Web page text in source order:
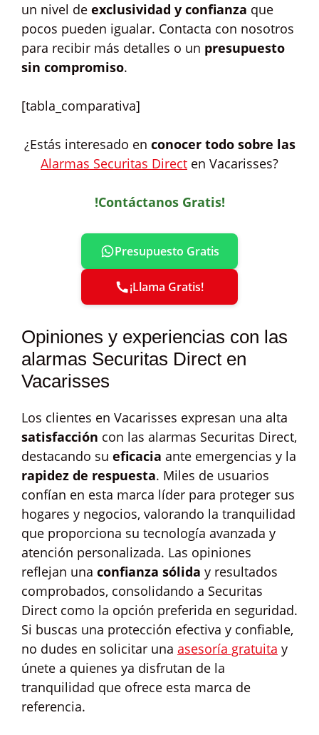
un nivel de exclusividad y confianza que
pocos pueden igualar. Contacta con nosotros
para recibir más detalles o un presupuesto
sin compromiso.
[tabla_comparativa]
¿Estás interesado en conocer todo sobre las
Alarmas Securitas Direct en Vacarisses?
!Contáctanos Gratis!
Presupuesto Gratis
¡Llama Gratis!
Opiniones y experiencias con las
alarmas Securitas Direct en
Vacarisses
Los clientes en Vacarisses expresan una alta
satisfacción con las alarmas Securitas Direct,
destacando su eficacia ante emergencias y la
rapidez de respuesta. Miles de usuarios
confían en esta marca líder para proteger sus
hogares y negocios, valorando la tranquilidad
que proporciona su tecnología avanzada y
atención personalizada. Las opiniones
reflejan una confianza sólida y resultados
comprobados, consolidando a Securitas
Direct como la opción preferida en seguridad.
Si buscas una protección efectiva y confiable,
no dudes en solicitar una asesoría gratuita y
únete a quienes ya disfrutan de la
tranquilidad que ofrece esta marca de
referencia.